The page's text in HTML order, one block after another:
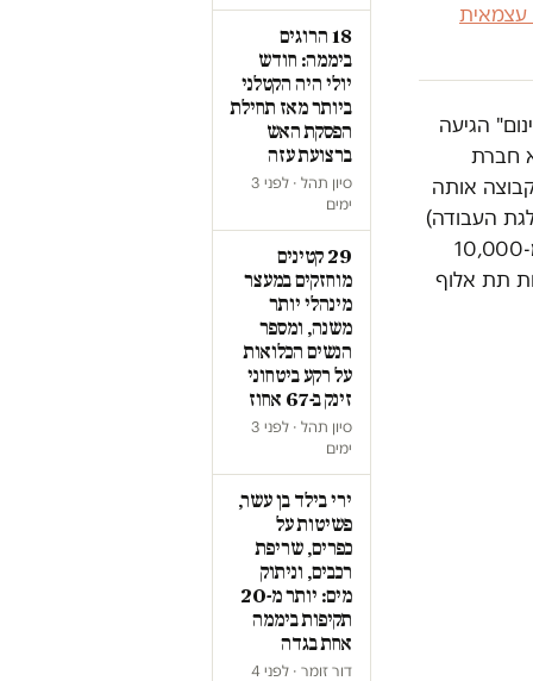
עצמאית
הגיעה
חברת
אותה
העבודה)
ומונה כמה מאות מתנדבים. עמוד הפייסבוק "החברים של תלמה" כולל למעלה מ-10,000
תת אלוף
18 הרוגים
ביממה: חודש
יולי היה הקטלני
ביותר מאז תחילת
הפסקת האש
ברצועת עזה
סיון תהל · לפני 3
ימים
29 קטינים
מוחזקים במעצר
מינהלי יותר
משנה, ומספר
הנשים הכלואות
על רקע ביטחוני
זינק ב-67 אחוז
סיון תהל · לפני 3
ימים
ירי בילד בן עשר,
פשיטות על
כפרים, שריפת
רכבים, וניתוק
מים: יותר מ-20
תקיפות ביממה
אחת בגדה
דור זומר · לפני 4